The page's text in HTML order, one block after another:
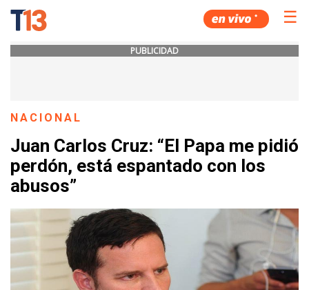
☰
PUBLICIDAD
NACIONAL
Juan Carlos Cruz: “El Papa me pidió
perdón, está espantado con los
abusos”